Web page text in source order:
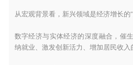
从宏观背景看，新兴领域是经济增长的“
数字经济与实体经济的深度融合，催
纳就业、激发创新活力、增加居民收入